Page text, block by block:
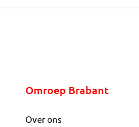
Omroep Brabant
Over ons